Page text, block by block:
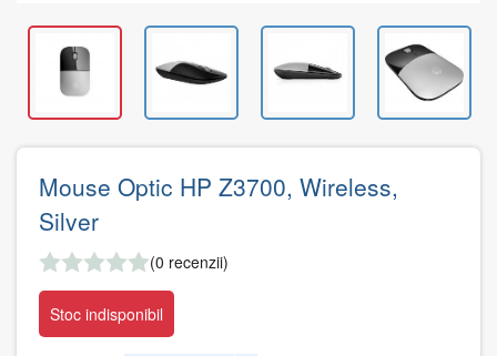
Mouse Optic HP Z3700, Wireless,
Silver
(0 recenzii)
Stoc indisponibil